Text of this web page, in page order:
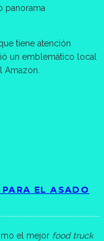
panorama
tiene atención
un emblemático local
EL ASADO
el mejor food truck